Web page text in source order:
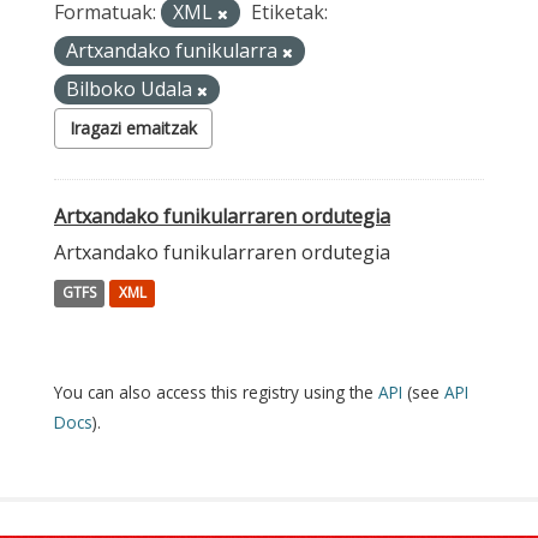
Formatuak: XML
Etiketak:
Artxandako funikularra
Bilboko Udala
Iragazi emaitzak
Artxandako funikularraren ordutegia
Artxandako funikularraren ordutegia
GTFS XML
You can also access this registry using the API (see API
Docs).